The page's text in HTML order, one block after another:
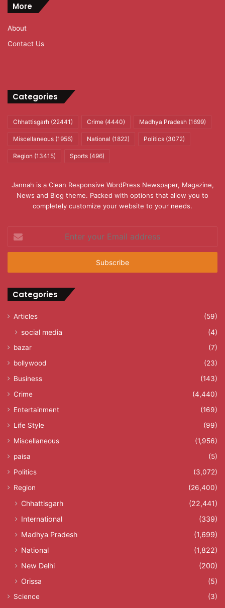
More
About
Contact Us
Categories
Chhattisgarh (22441) Crime (4440) Madhya Pradesh (1699)
Miscellaneous (1956) National (1822) Politics (3072)
Region (13415) Sports (496)
Jannah is a Clean Responsive WordPress Newspaper, Magazine,
News and Blog theme. Packed with options that allow you to
completely customize your website to your needs.
your
Email
Categories
Articles (59)
social media (4)
bazar
(7)
bollywood
(23)
Business
(143)
Crime
(4,440)
Entertainment
(169)
Life Style
(99)
Miscellaneous
(1,956)
paisa
(5)
Politics
(3,072)
Region
(26,400)
Chhattisgarh
(22,441)
International
(339)
Madhya Pradesh
(1,699)
National
(1,822)
New Delhi
(200)
Orissa
(5)
Science
(3)